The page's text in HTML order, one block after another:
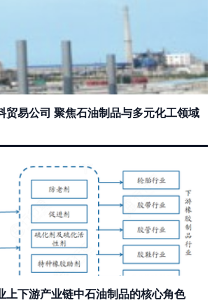
贸易公司 聚焦石油制品与多元化工领域
上下游产业链中石油制品的核心角色